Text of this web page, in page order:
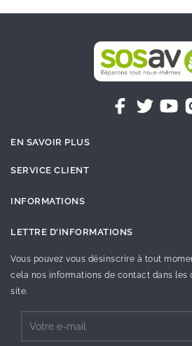
EN SAVOIR PLUS
SERVICE CLIENT
INFORMATIONS
LETTRE D'INFORMATIONS
Vous pouvez vous désinscrire à tout
cela nos informations de contact dans les
site.